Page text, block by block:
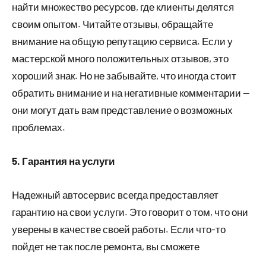
найти множество ресурсов, где клиенты делятся
своим опытом. Читайте отзывы, обращайте
внимание на общую репутацию сервиса. Если у
мастерской много положительных отзывов, это
хороший знак. Но не забывайте, что иногда стоит
обратить внимание и на негативные комментарии —
они могут дать вам представление о возможных
проблемах.
5. Гарантия на услуги
Надежный автосервис всегда предоставляет
гарантию на свои услуги. Это говорит о том, что они
уверены в качестве своей работы. Если что-то
пойдет не так после ремонта, вы сможете